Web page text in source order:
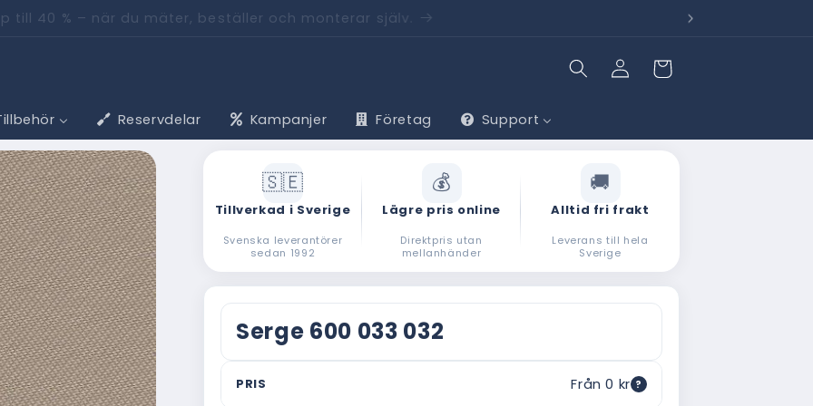
till 40 % – när du mäter, beställer och monterar själv.
Reservdelar Kampanjer Företag Support
Logga
Varukorg
Tillverkad i Sverige
Svenska leverantörer
sedan 1992
Lägre pris online
Direktpris utan
mellanhänder
Alltid fri frakt
Leverans till hela
Sverige
Serge 600 033 032
PRIS Från 0 kr ?